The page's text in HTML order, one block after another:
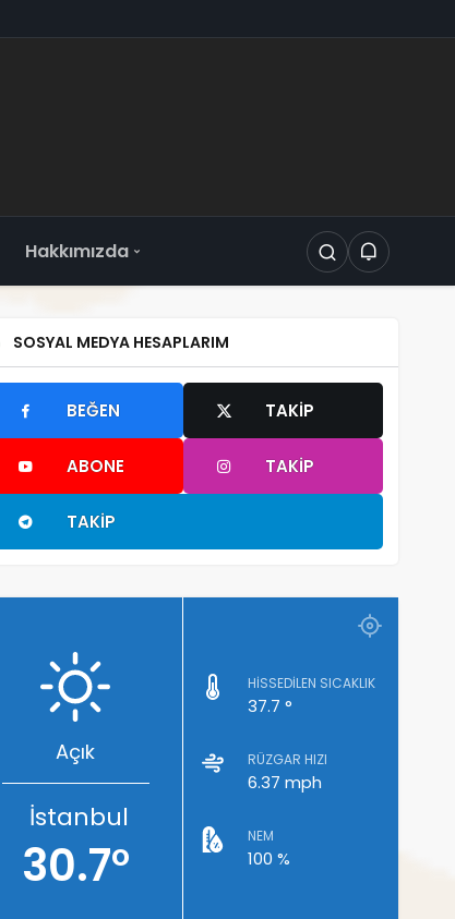
Hakkımızda
SOSYAL MEDYA HESAPLARIM
BEĞEN TAKIP
ABONE TAKIP
TAKIP
Açık
İstanbul
30.7°
HISSEDILEN SICAKLIK
37.7 °
RÜZGAR HIZI
6.37 mph
NEM
100 %